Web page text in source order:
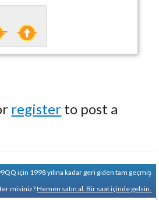
register to post a
için 1998 yılına kadar geri giden tam geçmiş
misiniz?Hemen satın al. Bir saat içinde gelsin.